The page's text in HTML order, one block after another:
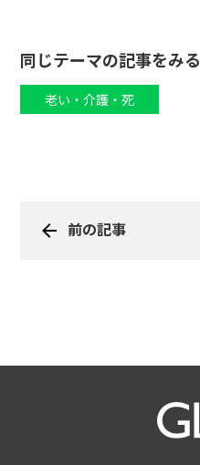
同じテーマの記事をみる
老い・介護・死
前の記事